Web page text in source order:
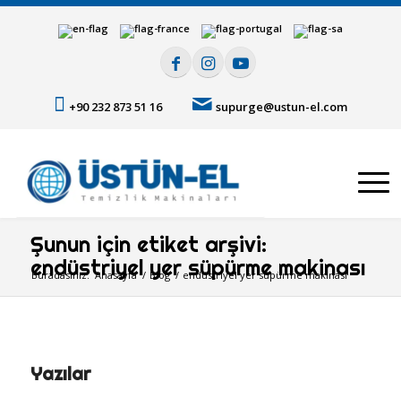
+90 232 873 51 16 supurge@ustun-el.com
Şunun için etiket arşivi:
endüstriyel yer süpürme makinası
Buradasınız: Anasayfa / Blog / endüstriyel yer süpürme makinası
Yazılar